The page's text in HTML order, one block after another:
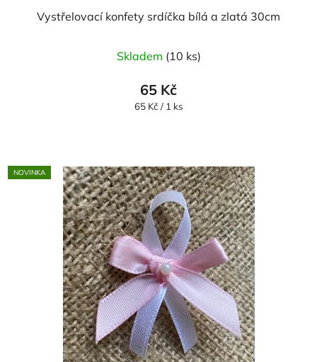
Vystřelovací konfety srdíčka bílá a zlatá 30cm
Skladem (10 ks)
65 Kč
Měrná
65 Kč / 1 ks
NOVINKA